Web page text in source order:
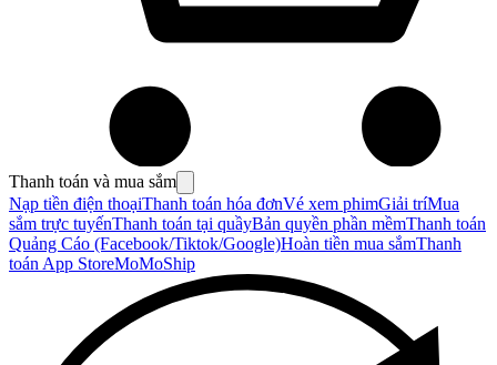
Thanh toán và mua sắm
Nạp tiền điện thoạiThanh toán hóa đơnVé xem phimGiải tríMua
sắm trực tuyếnThanh toán tại quầyBản quyền phần mềmThanh toán
Quảng Cáo (Facebook/Tiktok/Google)Hoàn tiền mua sắmThanh
toán App StoreMoMoShip